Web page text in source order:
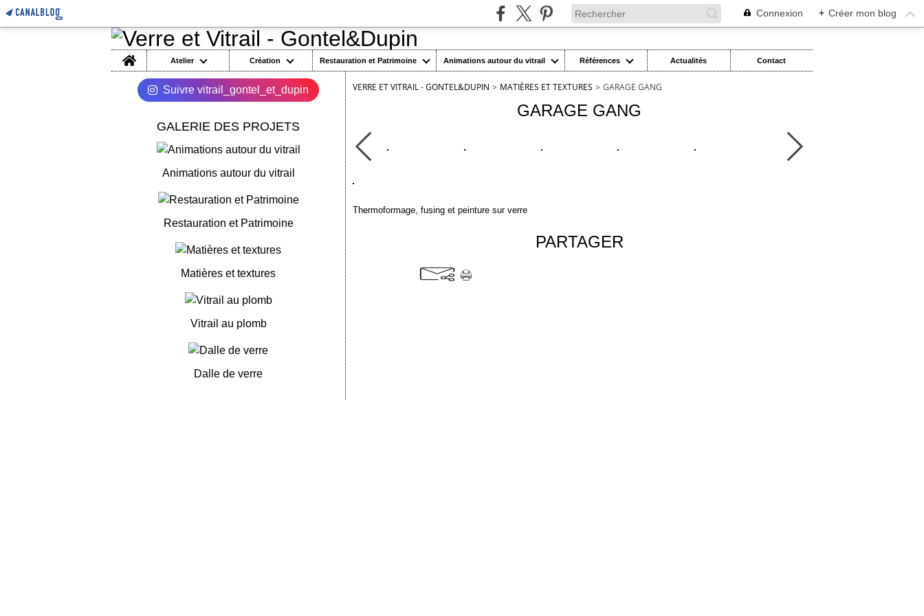
Connexion + Créer mon blog
Home
Atelier Création Restauration et Patrimoine Animations autour du vitrail Références Actualités Contact
Suivre vitrail_gontel_et_dupin
GALERIE DES PROJETS
Animations autour du vitrail
Restauration et Patrimoine
Matières et textures
Vitrail au plomb
Dalle de verre
VERRE ET VITRAIL - GONTEL&DUPIN > MATIÈRES ET TEXTURES > GARAGE GANG
GARAGE GANG
Thermoformage, fusing et peinture sur verre
PARTAGER